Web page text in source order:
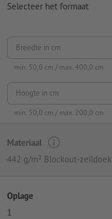
Selecteer het formaat
Breedte in cm
min. 50,0 cm / max. 400,0 cm
Hoogte in cm
min. 50,0 cm / max. 200,0 cm
Materiaal
442 g/m² Blockout-zeildoek
Oplage
1